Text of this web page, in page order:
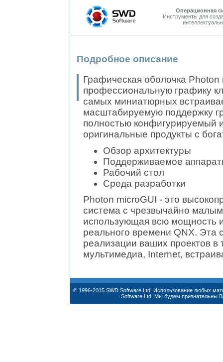
Операционная
Инструменты для
Подробное описание
Графическая оболочка Photon
профессиональную графику
самых миниатюрных
масштабируемую поддержку
полностью конфигурируемый
оригинальные продукты с
Обзор архитектуры
Поддерживаемое
Рабочий стол
Среда разработки
Photon microGUI - это
система с чрезвычайно
использующая всю мощность
реального времени QNX. Эта
реализации ваших проектов в
мультимедиа, Internet,
© 1996-2015 SWD Software Ltd. Использование любых
Software Ltd. Мы будем признательны